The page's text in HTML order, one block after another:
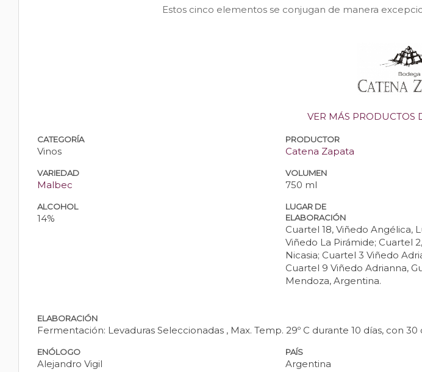
Estos cinco elementos se conjugan de manera
VER MÁS PRODUCTOS
CATEGORÍA
Vinos
PRODUCTOR
Catena Zapata
VARIEDAD
Malbec
VOLUMEN
750 ml
ALCOHOL
14%
LUGAR DE
ELABORACIÓN
Cuartel 18, Viñedo Angélica,
Viñedo La Pirámide; Cuartel
Nicasia; Cuartel 3 Viñedo
Cuartel 9 Viñedo Adrianna,
Mendoza, Argentina.
ELABORACIÓN
Fermentación: Levaduras Seleccionadas , Max. Temp. 29º C durante 10 días, con
ENÓLOGO
Alejandro Vigil
PAÍS
Argentina